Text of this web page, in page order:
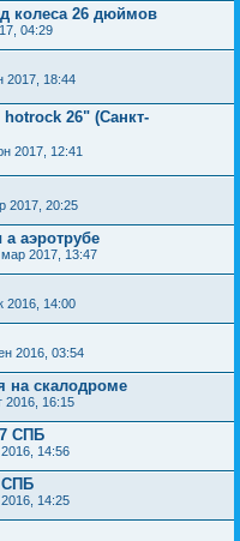
колеса 26 дюймов
04:29
2017, 18:44
26" (Санкт-
2017, 12:41
2017, 20:25
аэротрубе
2017, 13:47
2016, 14:00
2016, 03:54
на скалодроме
2016, 16:15
СПБ
14:56
СПБ
14:25